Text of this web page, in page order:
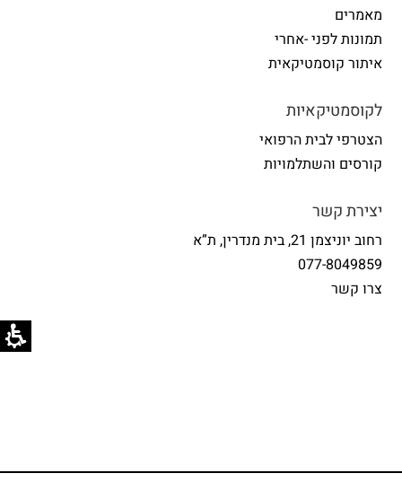
מאמרים
תמונות לפני -אחרי
איתור קוסמטיקאית
לקוסמטיקאיות
הצטרפי לבית הרפואי
קורסים והשתלמויות
יצירת קשר
רחוב יוניצמן 21, בית מנדרין, ת”א
077-8049859
צרו קשר